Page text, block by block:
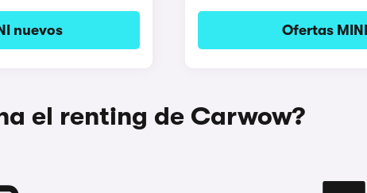
nuevos Ofertas
el renting de Carwow?